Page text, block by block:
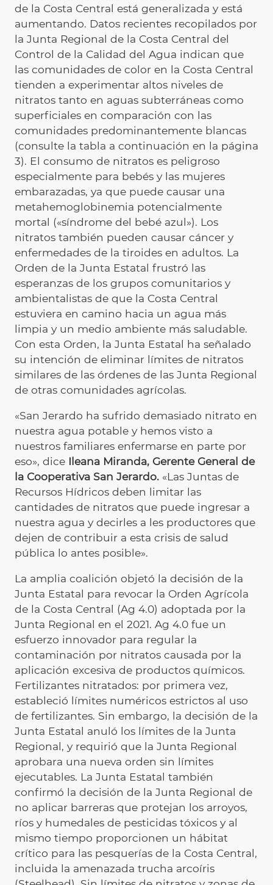
de la Costa Central está generalizada y está
aumentando. Datos recientes recopilados por
la Junta Regional de la Costa Central del
Control de la Calidad del Agua indican que
las comunidades de color en la Costa Central
tienden a experimentar altos niveles de
nitratos tanto en aguas subterráneas como
superficiales en comparación con las
comunidades predominantemente blancas
(consulte la tabla a continuación en la página
3). El consumo de nitratos es peligroso
especialmente para bebés y las mujeres
embarazadas, ya que puede causar una
metahemoglobinemia potencialmente
mortal («síndrome del bebé azul»). Los
nitratos también pueden causar cáncer y
enfermedades de la tiroides en adultos. La
Orden de la Junta Estatal frustró las
esperanzas de los grupos comunitarios y
ambientalistas de que la Costa Central
estuviera en camino hacia un agua más
limpia y un medio ambiente más saludable.
Con esta Orden, la Junta Estatal ha señalado
su intención de eliminar límites de nitratos
similares de las órdenes de las Junta Regional
de otras comunidades agrícolas.
«San Jerardo ha sufrido demasiado nitrato en
nuestra agua potable y hemos visto a
nuestros familiares enfermarse en parte por
eso», dice Ileana Miranda, Gerente General de
la Cooperativa San Jerardo. «Las Juntas de
Recursos Hídricos deben limitar las
cantidades de nitratos que puede ingresar a
nuestra agua y decirles a les productores que
dejen de contribuir a esta crisis de salud
pública lo antes posible».
La amplia coalición objetó la decisión de la
Junta Estatal para revocar la Orden Agrícola
de la Costa Central (Ag 4.0) adoptada por la
Junta Regional en el 2021. Ag 4.0 fue un
esfuerzo innovador para regular la
contaminación por nitratos causada por la
aplicación excesiva de productos químicos.
Fertilizantes nitratados: por primera vez,
estableció límites numéricos estrictos al uso
de fertilizantes. Sin embargo, la decisión de la
Junta Estatal anuló los límites de la Junta
Regional, y requirió que la Junta Regional
aprobara una nueva orden sin límites
ejecutables. La Junta Estatal también
confirmó la decisión de la Junta Regional de
no aplicar barreras que protejan los arroyos,
ríos y humedales de pesticidas tóxicos y al
mismo tiempo proporcionen un hábitat
crítico para las pesquerías de la Costa Central,
incluida la amenazada trucha arcoíris